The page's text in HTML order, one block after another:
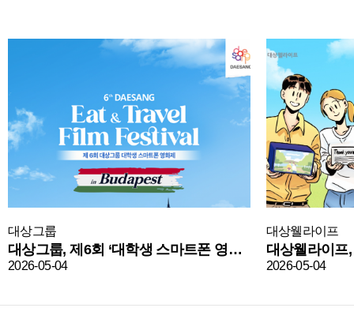
대상그룹
대상그룹, 제6회 ‘대학생 스마트폰 영화제’ 참가자 모집…”유럽으로 무대 넓힌다”
2026-05-04
대상웰라이프
2026-05-04